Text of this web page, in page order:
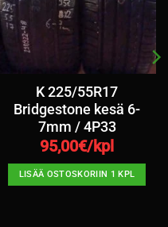
K 225/55R17
Bridgestone kesä 6-
7mm / 4P33
95,00€/kpl
LISÄÄ OSTOSKORIIN 1 KPL